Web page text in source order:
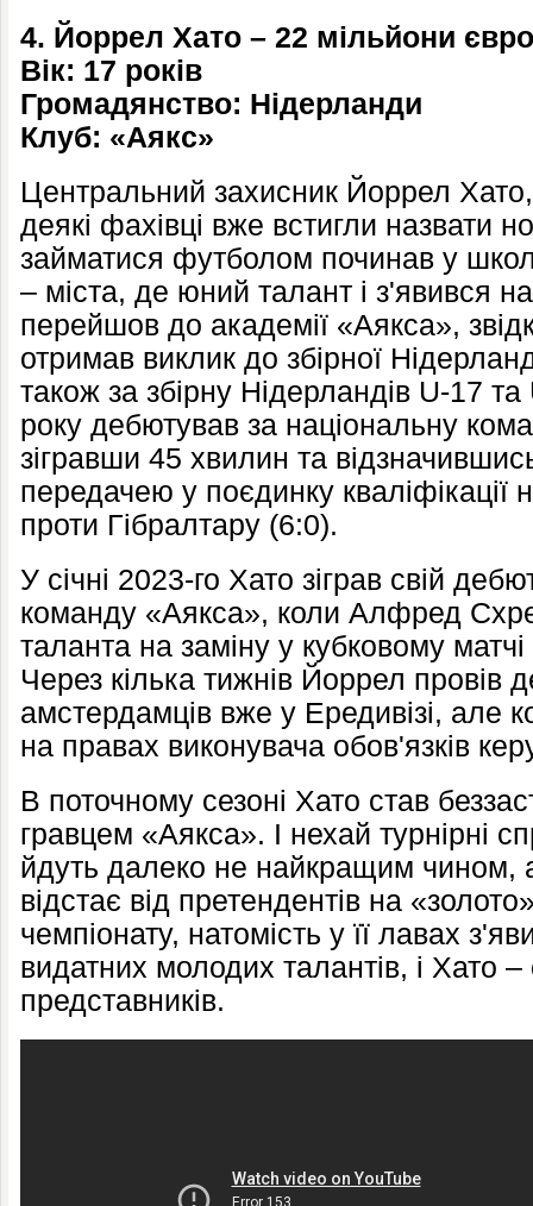
4. Йоррел Хато – 22 мільйони євро
Вік: 17 років
Громадянство: Нідерланди
Клуб: «Аякс»
Центральний захисник Йоррел
деякі фахівці вже встигли назвати
займатися футболом починав у
– міста, де юний талант і з'явився
перейшов до академії «Аякса»,
отримав виклик до збірної
також за збірну Нідерландів U-17
року дебютував за національну
зігравши 45 хвилин та
передачею у поєдинку
проти Гібралтару (6:0).
У січні 2023-го Хато зіграв свій
команду «Аякса», коли Алфред
таланта на заміну у кубковому
Через кілька тижнів Йоррел провів
амстердамців вже у Ередивізі, але
на правах виконувача обов'язків
В поточному сезоні Хато став
гравцем «Аякса». І нехай турнірні
йдуть далеко не найкращим чином,
відстає від претендентів на
чемпіонату, натомість у її лавах
видатних молодих талантів, і Хато –
представників.